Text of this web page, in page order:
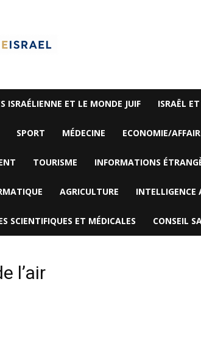
ISRAÉLIENNE ET LE MONDE JUIF ISRAËL
SPORT MÉDECINE ECONOMIE/
TOURISME INFORMATIONS
AGRICULTURE INTELLIGENCE
SCIENTIFIQUES ET MÉDICALES CONSEIL
l’air